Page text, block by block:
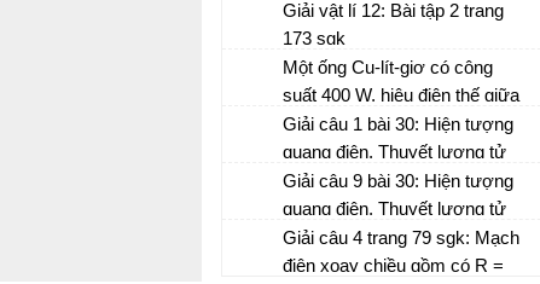
như thế nào?
Giải vật lí 12: Bài tập 2 trang
173 sgk
Một ống Cu-lít-giơ có công
suất 400 W, hiệu điện thế giữa
anôt và catôt có giá trị 10 kV.
Hãy tính:
Giải câu 1 bài 30: Hiện tượng
quang điện. Thuyết lượng tử
ánh sáng sgk vật lí 12 trang
158
Giải câu 9 bài 30: Hiện tượng
quang điện. Thuyết lượng tử
ánh sáng sgk vật lí 12 trang
158
Giải câu 4 trang 79 sgk: Mạch
điện xoay chiều gồm có R =